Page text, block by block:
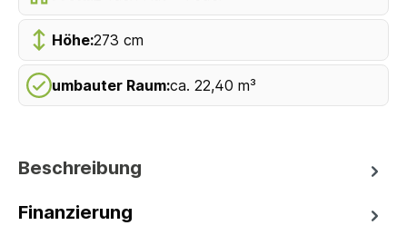
Höhe:273 cm
umbauter Raum:ca. 22,40 m³
Beschreibung
Finanzierung